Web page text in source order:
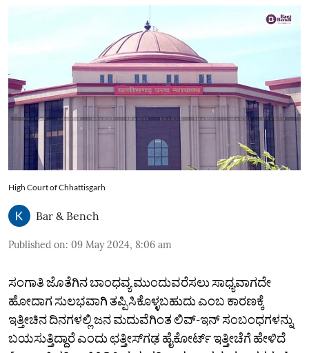
High Court of Chhattisgarh
Bar & Bench
Published on: 09 May 2024, 8:06 am
ಸಂಗಾತಿ ಜೊತೆಗಿನ ಬಾಂಧವ್ಯ ಮುಂದುವರೆಸಲು ಸಾಧ್ಯವಾಗದೇ
ಹೋದಾಗ ಸುಲಭವಾಗಿ ತಪ್ಪಿಸಿಕೊಳ್ಳಬಹುದು ಎಂಬ ಕಾರಣಕ್ಕೆ
ಇತ್ತೀಚಿನ ದಿನಗಳಲ್ಲಿ ಜನ ಮದುವೆಗಿಂತ ಲಿವ್-ಇನ್ ಸಂಬಂಧಗಳನ್ನು
ಬಯಸುತ್ತಿದ್ದಾರೆ ಎಂದು ಛತ್ತೀಸ್‌ಗಢ ಹೈಕೋರ್ಟ್ ಇತ್ತೀಚೆಗೆ ಹೇಳಿದೆ